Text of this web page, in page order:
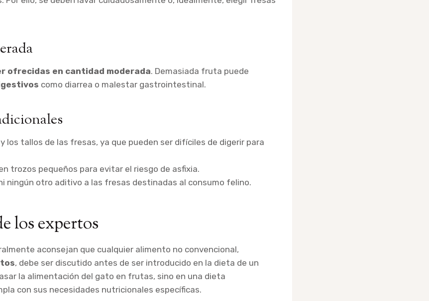
ofrecidas en cantidad moderada. Demasiada fruta puede
como diarrea o malestar gastrointestinal.
los tallos de las fresas, ya que pueden ser difíciles de digerir para
trozos pequeños para evitar el riesgo de asfixia.
ningún otro aditivo a las fresas destinadas al consumo felino.
los expertos
aconsejan que cualquier alimento no convencional,
, debe ser discutido antes de ser introducido en la dieta de un
la alimentación del gato en frutas, sino en una dieta
con sus necesidades nutricionales específicas.